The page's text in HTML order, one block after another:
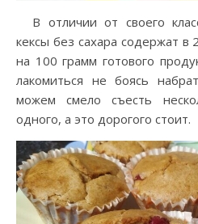
В отличии от своего
кексы без сахара содержат
на 100 грамм готового
лакомиться не боясь
можем смело съесть
одного, а это дорогого стоит.